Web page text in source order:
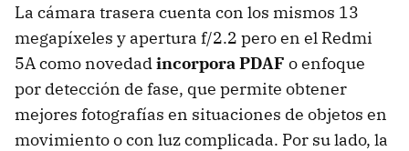
La cámara trasera cuenta con los mismos 13
megapíxeles y apertura f/2.2 pero en el Redmi
5A como novedadincorpora PDAF o enfoque
por detección de fase, que permite obtener
mejores fotografías en situaciones de objetos en
movimiento o con luz complicada. Por su lado, la